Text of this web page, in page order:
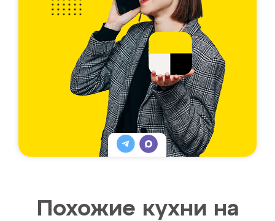
Похожие кухни на